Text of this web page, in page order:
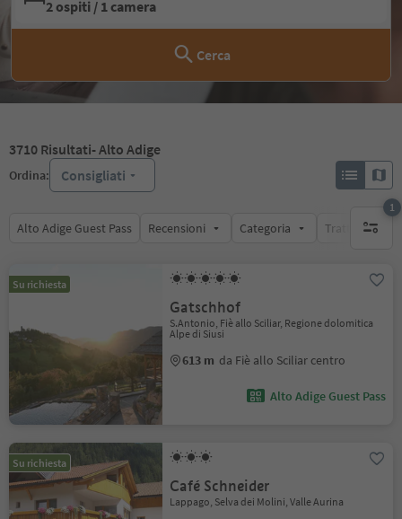
2 ospiti / 1 camera
Cerca
3710 Risultati- Alto Adige
Ordina: Consigliati
Alto Adige Guest Pass Recensioni Categoria Trattamento
1
1 filtro
Su richiesta
Gatschhof
S.Antonio, Fiè allo Sciliar, Regione dolomitica
Alpe di Siusi
613 m da Fiè allo Sciliar centro
Alto Adige Guest Pass
Su richiesta
Café Schneider
Lappago, Selva dei Molini, Valle Aurina